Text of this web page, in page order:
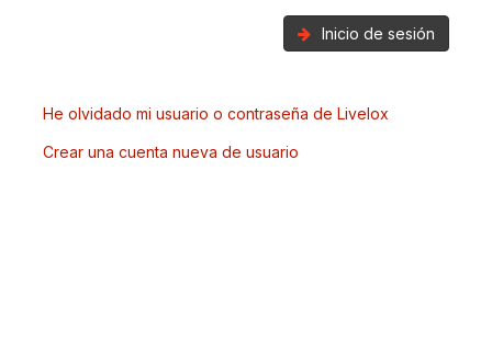
Inicio de sesión
He olvidado mi usuario o contraseña de Livelox
Crear una cuenta nueva de usuario